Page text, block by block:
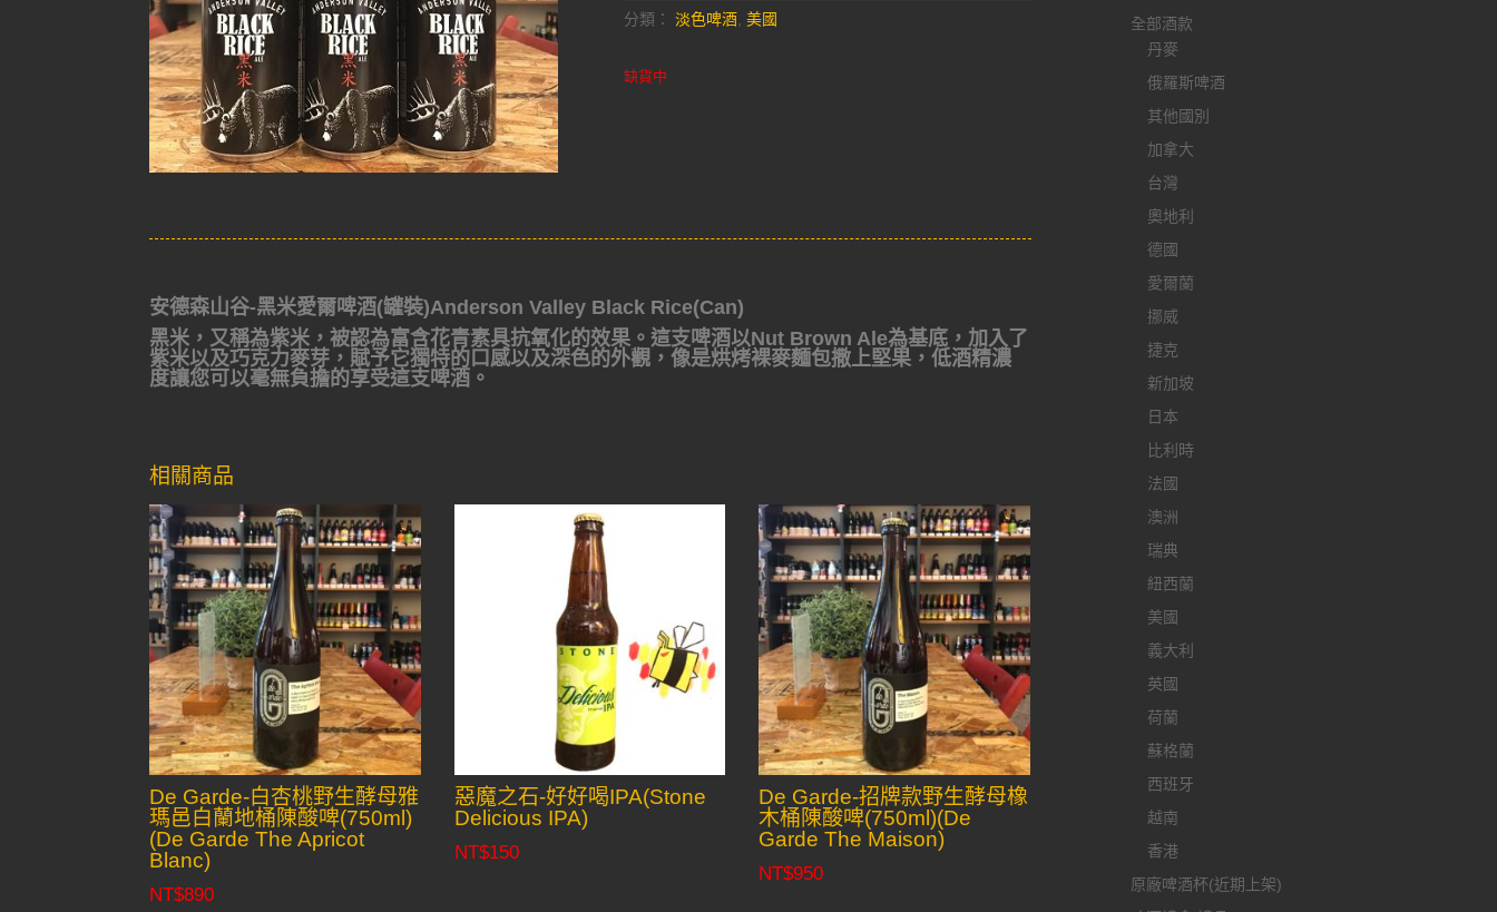
分類： 淡色啤酒, 美國
缺貨中
安德森山谷-黑米愛爾啤酒(罐裝)Anderson Valley Black Rice(Can)
黑米，又稱為紫米，被認為富含花青素具抗氧化的效果。這支啤酒以Nut Brown Ale為基底，加入了
紫米以及巧克力麥芽，賦予它獨特的口感以及深色的外觀，像是烘烤裸麥麵包撒上堅果，低酒精濃
度讓您可以毫無負擔的享受這支啤酒。
相關商品
De Garde-白杏桃野生酵母雅
瑪邑白蘭地桶陳酸啤(750ml)
(De Garde The Apricot
Blanc)
NT$890
惡魔之石-好好喝IPA(Stone
Delicious IPA)
NT$150
De Garde-招牌款野生酵母橡
木桶陳酸啤(750ml)(De
Garde The Maison)
NT$950
全部酒款
丹麥
俄羅斯啤酒
其他國別
加拿大
台灣
奧地利
德國
愛爾蘭
挪威
捷克
新加坡
日本
比利時
法國
澳洲
瑞典
紐西蘭
美國
義大利
英國
荷蘭
蘇格蘭
西班牙
越南
香港
原廠啤酒杯(近期上架)